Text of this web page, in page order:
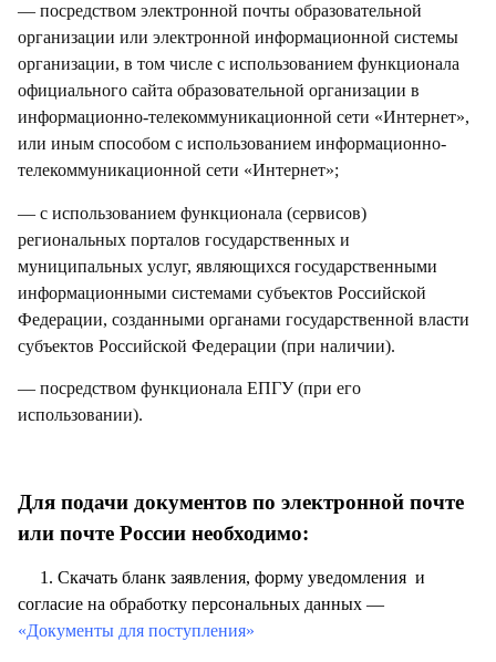
— посредством электронной почты образовательной
организации или электронной информационной системы
организации, в том числе с использованием функционала
официального сайта образовательной организации в
информационно-телекоммуникационной сети «Интернет»,
или иным способом с использованием информационно-
телекоммуникационной сети «Интернет»;
— с использованием функционала (сервисов)
региональных порталов государственных и
муниципальных услуг, являющихся государственными
информационными системами субъектов Российской
Федерации, созданными органами государственной власти
субъектов Российской Федерации (при наличии).
— посредством функционала ЕПГУ (при его
использовании).
Для подачи документов по электронной почте
или почте России необходимо:
1. Скачать бланк заявления, форму уведомления и
согласие на обработку персональных данных —
«Документы для поступления»